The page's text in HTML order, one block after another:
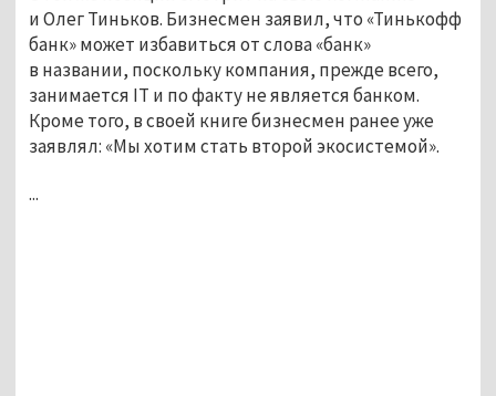
и Олег Тиньков. Бизнесмен заявил, что «Тинькофф
банк» может избавиться от слова «банк»
в названии, поскольку компания, прежде всего,
занимается IT и по факту не является банком.
Кроме того, в своей книге бизнесмен ранее уже
заявлял: «Мы хотим стать второй экосистемой».
...